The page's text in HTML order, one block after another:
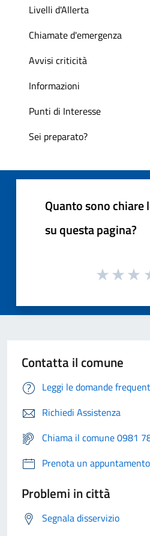
Livelli d'Allerta
Chiamate d'emergenza
Avvisi criticità
Informazioni
Punti di Interesse
Sei preparato?
Quanto sono
su questa pagina?
Contatta il comune
Leggi le domande
Richiedi Assistenza
Chiama il comune 0981
Prenota un appuntamento
Problemi in città
Segnala disservizio